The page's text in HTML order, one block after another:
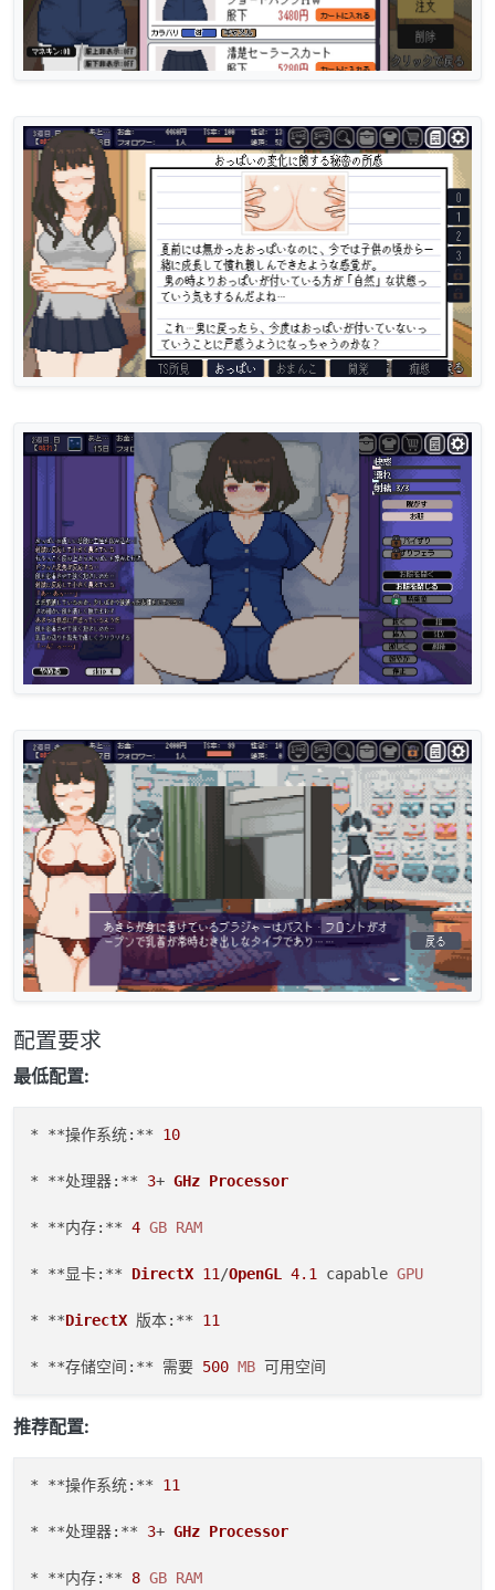
配置要求
最低配置:
* **操作系统:** 10
* **处理器:** 3+ GHz Processor
* **内存:** 4 GB RAM
* **显卡:** DirectX 11/OpenGL 4.1 capable GPU
* **DirectX 版本:** 11
* **存储空间:** 需要 500 MB
推荐配置:
* **操作系统:** 11
* **处理器:** 3+ GHz Processor
* **内存:** 8 GB RAM